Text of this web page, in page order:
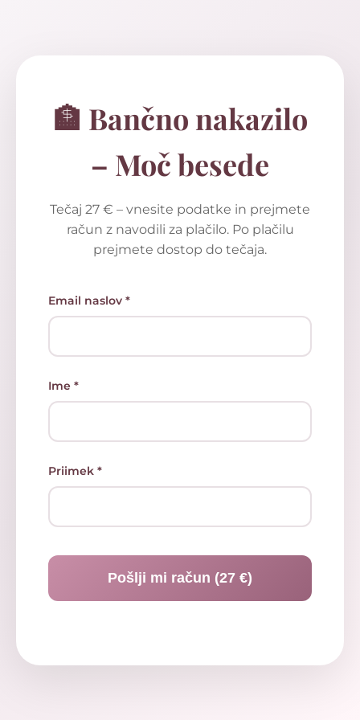
🏦 Bančno nakazilo
– Moč besede
Tečaj 27 € – vnesite podatke in prejmete
račun z navodili za plačilo. Po plačilu
prejmete dostop do tečaja.
Email naslov *
Ime *
Priimek *
Pošlji mi račun (27 €)